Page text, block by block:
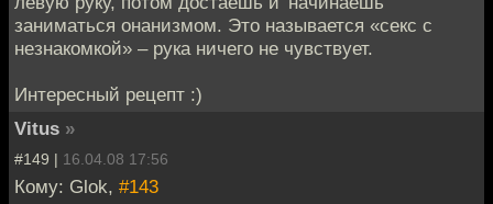
заниматься онанизмом. Это назы­вается «секс с
незнакомкой» – рука ничего не чувствует.
Интересный рецепт :)
Vitus »
#149 | 16.04.08 17:56
Кому: Glok, #143